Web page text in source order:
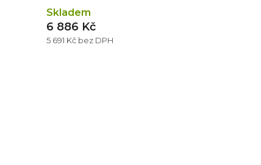
Skladem
5 691 Kč bez DPH
6 886 Kč